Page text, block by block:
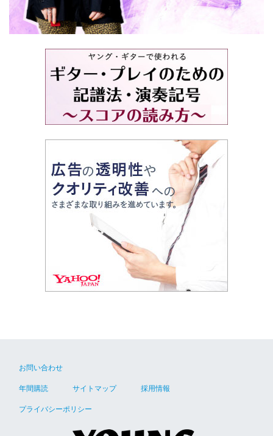
お問い合わせ
年間購読 サイトマップ 採用情報
プライバシーポリシー